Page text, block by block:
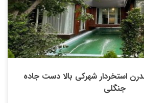
استخردار شهرکی بالا دست جاده
جنگلی